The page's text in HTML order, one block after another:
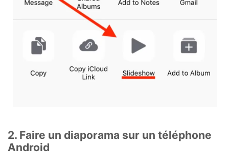
2. Faire un diaporama sur un téléphone
Android